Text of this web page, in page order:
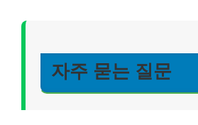
자주 묻는 질문